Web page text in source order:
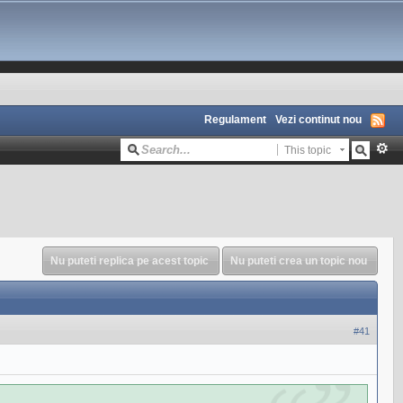
Regulament Vezi continut nou
This topic
Nu puteti crea un topic nou
Nu puteti replica pe acest topic
#41